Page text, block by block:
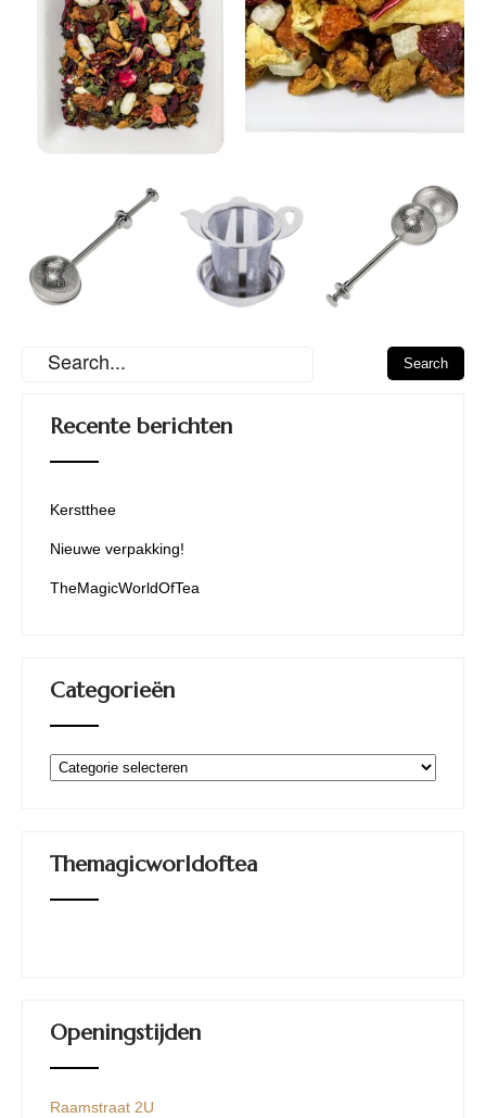
Recente berichten
Kerstthee
Nieuwe verpakking!
TheMagicWorldOfTea
Categorieën
Categorieën
Themagicworldoftea
Openingstijden
Raamstraat 2U